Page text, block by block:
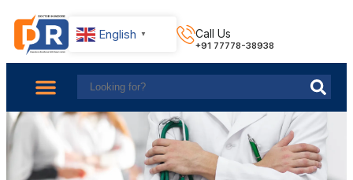
English ▼ Call Us
+91 77778-38938